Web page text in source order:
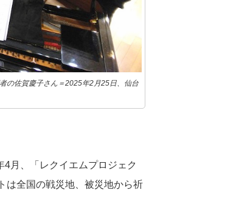
の佐賀慶子さん＝2025年2月25日、仙台
4月、「レクイエムプロジェク
は全国の戦災地、被災地から祈